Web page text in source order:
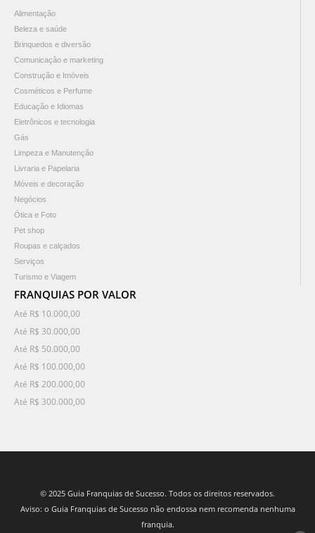
Alimentação
Beleza e saúde
Brinquedos e diversão
Comunicação e marketing
Construção e Imóveis
Cosméticos e Perfume
Educação e Idiomas
Eletrônicos e tecnologia
Gás
Limpeza e Manutenção
Livraria e Papelaria
Móveis e decoração
Negócios
Ótica e Foto
Pet shop
Roupas e calçados
Serviços
Turismo e Viagem
FRANQUIAS POR VALOR
Até R$ 10.000,00
Até R$ 30.000,00
Até R$ 50.000,00
Até R$ 100.000,00
Até R$ 200.000,00
Até R$ 300.000,00
© 2025 Guia Franquias de Sucesso. Todos os direitos reservados.
Aviso: o Guia Franquias de Sucesso não endossa nem recomenda nenhuma
franquia.